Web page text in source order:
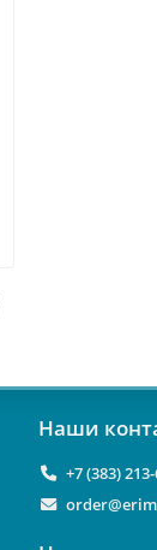
Наши
+7 (383)